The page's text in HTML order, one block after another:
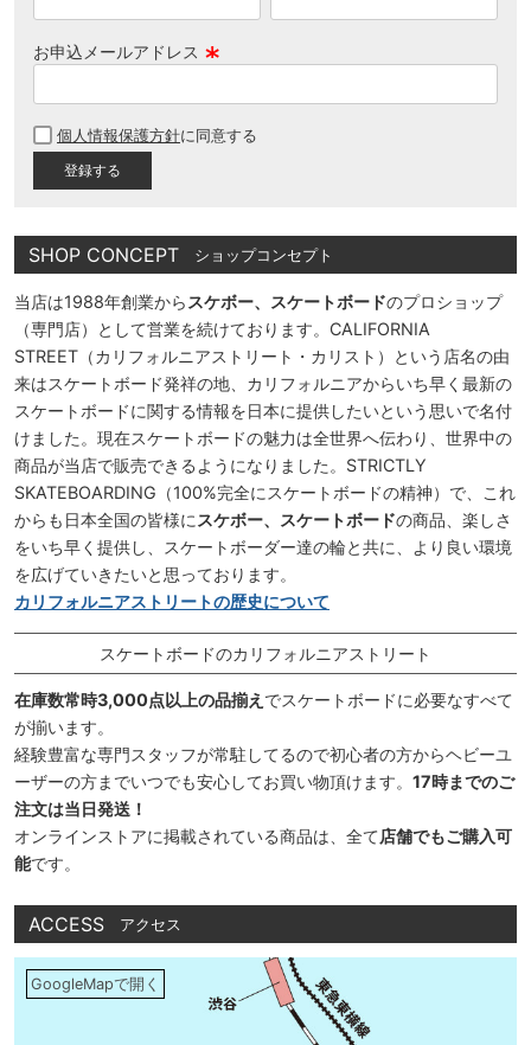
お申込メールアドレス
須
個人情報保護方針に同意する
SHOP CONCEPT ショップコンセプト
当店は1988年創業から スケボー、スケートボードのプロショップ
（専門店）として営業を続けております。CALIFORNIA
STREET（カリフォルニアストリート・カリスト）という店名の由
来はスケートボード発祥の地、カリフォルニアからいち早く最新の
スケートボードに関する情報を日本に提供したいという思いで名付
けました。現在スケートボードの魅力は全世界へ伝わり、世界中の
商品が当店で販売できるようになりました。STRICTLY
SKATEBOARDING（100%完全にスケートボードの精神）で、これ
からも日本全国の皆様に スケボー、スケートボードの商品、楽しさ
をいち早く提供し、スケートボーダー達の輪と共に、より良い環境
を広げていきたいと思っております。
カリフォルニアストリートの歴史について
スケートボードのカリフォルニアストリート
在庫数常時3,000点以上の品揃え でスケートボードに必要なすべて
が揃います。
経験豊富な専門スタッフが常駐してるので初心者の方からヘビーユ
ーザーの方までいつでも安心してお買い物頂けます。 17時までのご
注文は当日発送！
オンラインストアに掲載されている商品は、全て店舗でもご購入可
能です。
ACCESS アクセス
GoogleMapで開く